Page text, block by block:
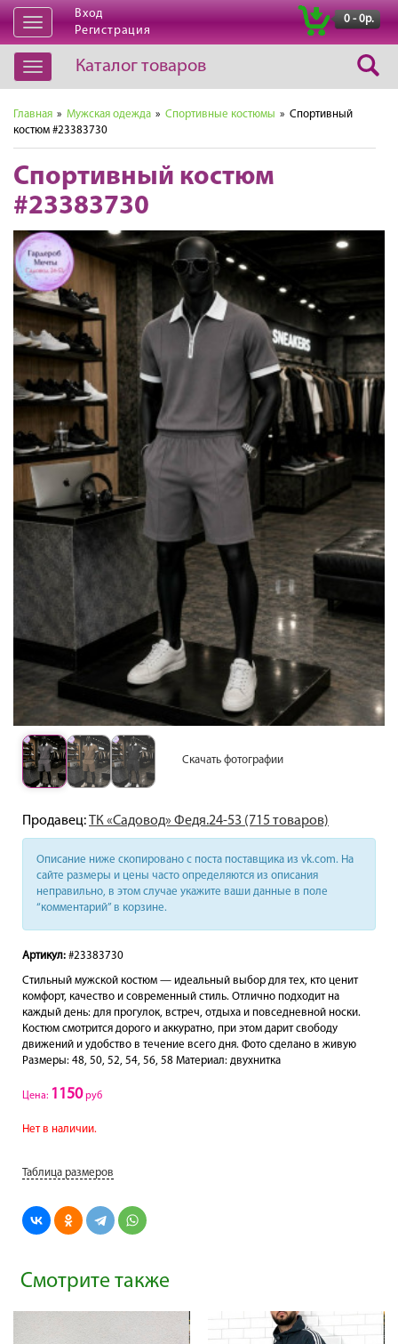
Открыть
навигацию
Вход
Регистрация
0 - 0р.
Открыть
навигацию
Каталог товаров
Главная » Мужская одежда » Спортивные костюмы » Спортивный
костюм #23383730
Спортивный костюм
#23383730
Скачать фотографии
Продавец:ТК «Садовод» Федя.24-53 (715 товаров)
Описание ниже скопировано с поста поставщика из vk.com. На
сайте размеры и цены часто определяются из описания
неправильно, в этом случае укажите ваши данные в поле
“комментарий” в корзине.
Артикул: #23383730
Стильный мужской костюм — идеальный выбор для тех, кто ценит
комфорт, качество и современный стиль. Отлично подходит на
каждый день: для прогулок, встреч, отдыха и повседневной носки.
Костюм смотрится дорого и аккуратно, при этом дарит свободу
движений и удобство в течение всего дня. Фото сделано в живую
Размеры: 48, 50, 52, 54, 56, 58 Материал: двухнитка
Цена: 1150руб
Нет в наличии.
Таблица размеров
Смотрите также